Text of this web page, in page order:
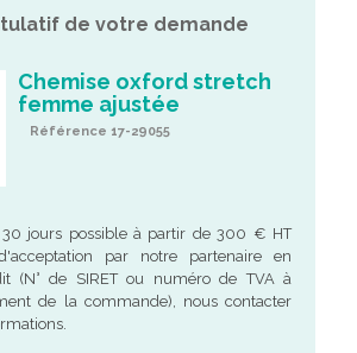
de votre demande
Chemise oxford stretch
femme ajustée
Référence 17-29055
30 jours possible à partir de 300 € HT
par notre partenaire en
(N° de SIRET ou numéro de TVA à
de la commande), nous contacter